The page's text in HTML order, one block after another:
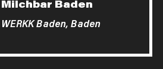
Milchbar Baden
WERKK Baden, Baden